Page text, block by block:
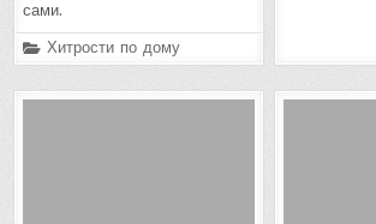
сами.
Posted
in
Хитрости по дому